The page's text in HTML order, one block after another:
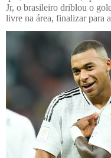
Jr, o brasileiro driblou o
livre na área, finalizar para